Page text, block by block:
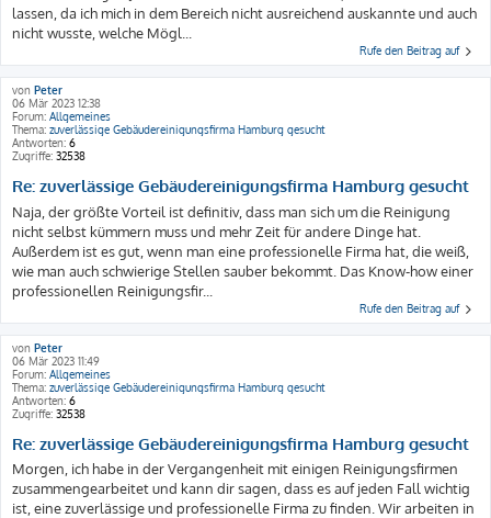
lassen, da ich mich in dem Bereich nicht ausreichend auskannte und auch
nicht wusste, welche Mögl...
Rufe den Beitrag auf
von Peter
06 Mär 2023 12:38
Forum: Allgemeines
Thema: zuverlässige Gebäudereinigungsfirma Hamburg gesucht
Antworten: 6
Zugriffe: 32538
Re: zuverlässige Gebäudereinigungsfirma Hamburg gesucht
Naja, der größte Vorteil ist definitiv, dass man sich um die Reinigung
nicht selbst kümmern muss und mehr Zeit für andere Dinge hat.
Außerdem ist es gut, wenn man eine professionelle Firma hat, die weiß,
wie man auch schwierige Stellen sauber bekommt. Das Know-how einer
professionellen Reinigungsfir...
Rufe den Beitrag auf
von Peter
06 Mär 2023 11:49
Forum: Allgemeines
Thema: zuverlässige Gebäudereinigungsfirma Hamburg gesucht
Antworten: 6
Zugriffe: 32538
Re: zuverlässige Gebäudereinigungsfirma Hamburg gesucht
Morgen, ich habe in der Vergangenheit mit einigen Reinigungsfirmen
zusammengearbeitet und kann dir sagen, dass es auf jeden Fall wichtig
ist, eine zuverlässige und professionelle Firma zu finden. Wir arbeiten in